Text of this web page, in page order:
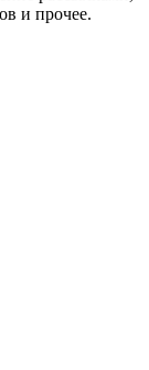
и прочее.